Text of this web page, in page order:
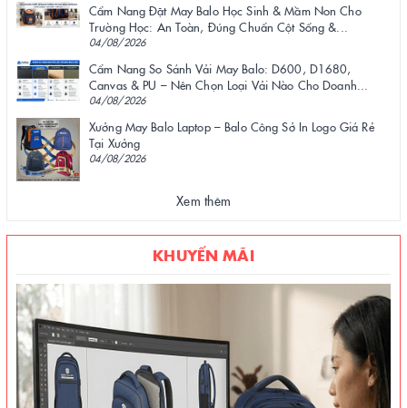
Cẩm Nang Đặt May Balo Học Sinh & Mầm Non Cho
Trường Học: An Toàn, Đúng Chuẩn Cột Sống &...
04/08/2026
Cẩm Nang So Sánh Vải May Balo: D600, D1680,
Canvas & PU – Nên Chọn Loại Vải Nào Cho Doanh...
04/08/2026
Xưởng May Balo Laptop – Balo Công Sở In Logo Giá Rẻ
Tại Xưởng
04/08/2026
Xem thêm
KHUYẾN MÃI